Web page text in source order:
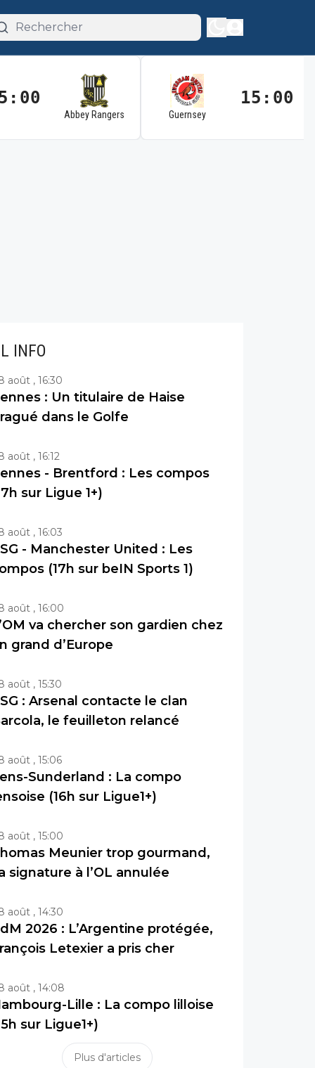
Abbey Rangers Guernsey
15:00
INFO
août , 16:30
: Un titulaire de Haise
dans le Golfe
août , 16:12
- Brentford : Les compos
sur Ligue 1+)
août , 16:03
- Manchester United : Les
(17h sur beIN Sports 1)
août , 16:00
va chercher son gardien chez
grand d’Europe
août , 15:30
: Arsenal contacte le clan
le feuilleton relancé
août , 15:06
Sunderland : La compo
(16h sur Ligue1+)
août , 15:00
Meunier trop gourmand,
signature à l’OL annulée
août , 14:30
2026 : L’Argentine protégée,
Letexier a pris cher
août , 14:08
Lille : La compo lilloise
sur Ligue1+)
Plus d'articles